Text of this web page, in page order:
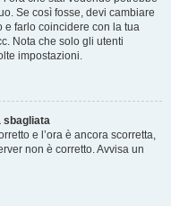
Se così fosse, devi cambiare
e farlo coincidere con la tua
Nota che solo gli utenti
impostazioni.
sbagliata
e l’ora è ancora scorretta,
non è corretto. Avvisa un